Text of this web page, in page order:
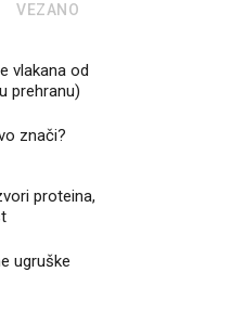
VEZANO
vlakana od
prehranu)
znači?
proteina,
ugruške